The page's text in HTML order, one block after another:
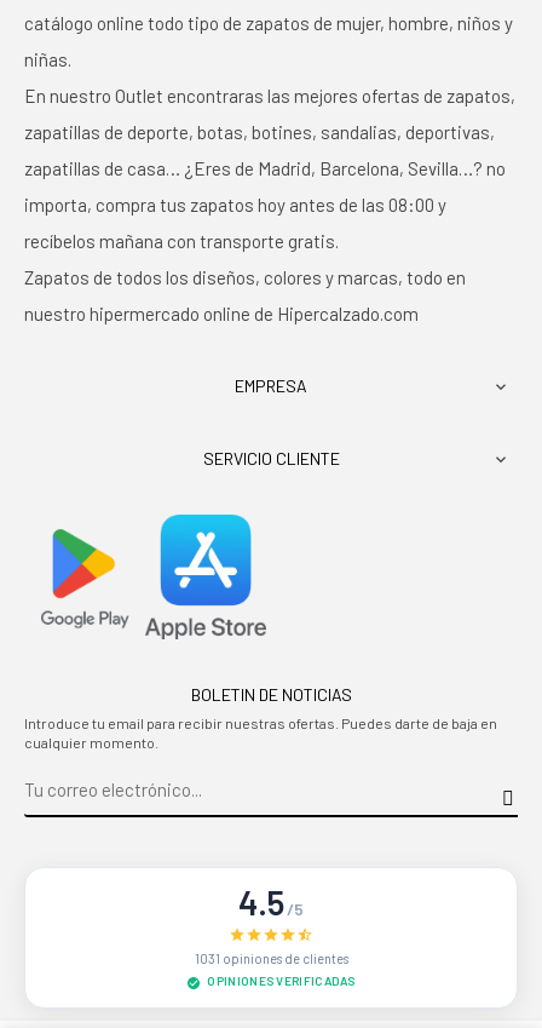
catálogo online todo tipo de zapatos de mujer, hombre, niños y
niñas.
En nuestro Outlet encontraras las mejores ofertas de zapatos,
zapatillas de deporte, botas, botines, sandalias, deportivas,
zapatillas de casa… ¿Eres de Madrid, Barcelona, Sevilla…? no
importa, compra tus zapatos hoy antes de las 08:00 y
recíbelos mañana con transporte gratis.
Zapatos de todos los diseños, colores y marcas, todo en
nuestro hipermercado online de Hipercalzado.com
EMPRESA 
SERVICIO CLIENTE 
BOLETIN DE NOTICIAS
Introduce tu email para recibir nuestras ofertas. Puedes darte de baja en
cualquier momento.
4.5/5
1031 opiniones de clientes
OPINIONES VERIFICADAS